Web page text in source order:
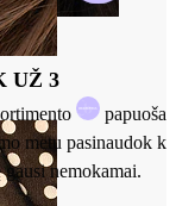
UŽ 3
metu pasinaudok
nemokamai.